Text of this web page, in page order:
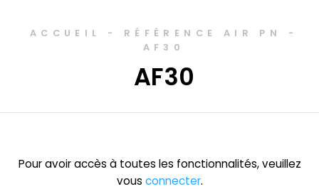
ACCUEIL - RÉFÉRENCE AIR PN
-
AF30
AF30
Pour avoir accès à toutes les fonctionnalités, veuillez
vous connecter.